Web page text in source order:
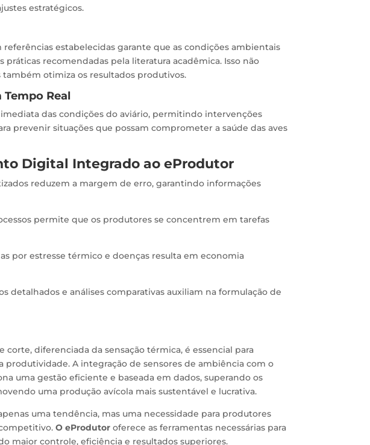
estratégicos.
estabelecidas garante que as condições ambientais
recomendadas pela literatura acadêmica. Isso não
também otimiza os resultados produtivos.
Real
das condições do aviário, permitindo intervenções
prevenir situações que possam comprometer a saúde das aves
Digital Integrado ao eProdutor
reduzem a margem de erro, garantindo informações
permite que os produtores se concentrem em tarefas
por estresse térmico e doenças resulta em economia
detalhados e análises comparativas auxiliam na formulação de
diferenciada da sensação térmica, é essencial para
produtividade. A integração de sensores de ambiência com o
uma gestão eficiente e baseada em dados, superando os
uma produção avícola mais sustentável e lucrativa.
uma tendência, mas uma necessidade para produtores
O eProdutoroferece as ferramentas necessárias para
maior controle, eficiência e resultados superiores.